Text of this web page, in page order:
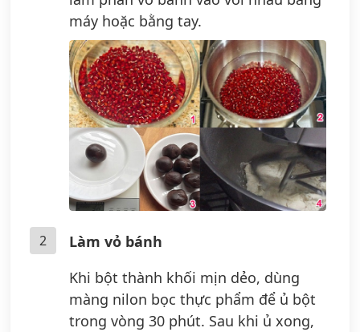
máy hoặc bằng tay.
2
Làm vỏ bánh
Khi bột thành khối mịn dẻo, dùng
màng nilon bọc thực phẩm để ủ bột
trong vòng 30 phút. Sau khi ủ xong,